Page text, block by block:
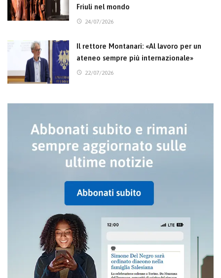
Friuli nel mondo
24/07/2026
Il rettore Montanari: «Al lavoro per un
ateneo sempre più internazionale»
22/07/2026